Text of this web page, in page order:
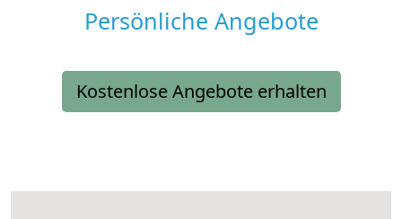
Persönliche Angebote
Kostenlose Angebote erhalten